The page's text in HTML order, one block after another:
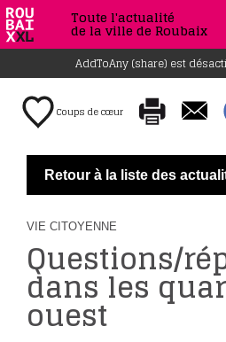
Toute l'actualité
de la ville de Roubaix
AddToAny (share) est
Coups de cœur
Retour à la liste des
VIE CITOYENNE
Questions/
dans les
ouest